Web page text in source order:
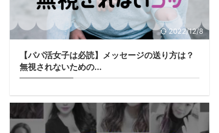
2022/12/8
【パパ活女子は必読】メッセージの送り方は？
無視されないための...